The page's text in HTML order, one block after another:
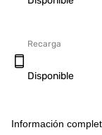
Recarga
Disponible
Información